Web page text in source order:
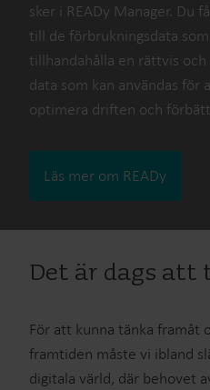
sker i READy Manager. Du
till de förbrukningsdata
tillhandahålla en rättvis
data som kan användas
optimera driften och
Läs mer om READy
Det är dags att
För att kunna tänka framåt
framtiden måste vi ibland
digitala värld, där behovet